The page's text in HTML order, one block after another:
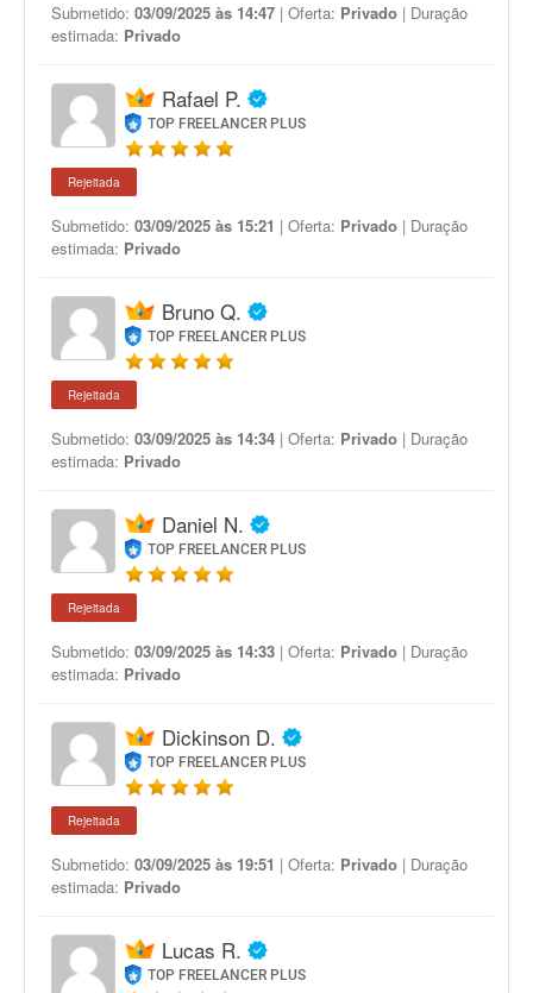
Submetido: 03/09/2025 às 14:47 | Oferta: Privado | Duração
estimada: Privado
Rafael P.
TOP FREELANCER PLUS
Rejeitada
Submetido: 03/09/2025 às 15:21 | Oferta: Privado | Duração
estimada: Privado
Bruno Q.
TOP FREELANCER PLUS
Rejeitada
Submetido: 03/09/2025 às 14:34 | Oferta: Privado | Duração
estimada: Privado
Daniel N.
TOP FREELANCER PLUS
Rejeitada
Submetido: 03/09/2025 às 14:33 | Oferta: Privado | Duração
estimada: Privado
Dickinson D.
TOP FREELANCER PLUS
Rejeitada
Submetido: 03/09/2025 às 19:51 | Oferta: Privado | Duração
estimada: Privado
Lucas R.
TOP FREELANCER PLUS